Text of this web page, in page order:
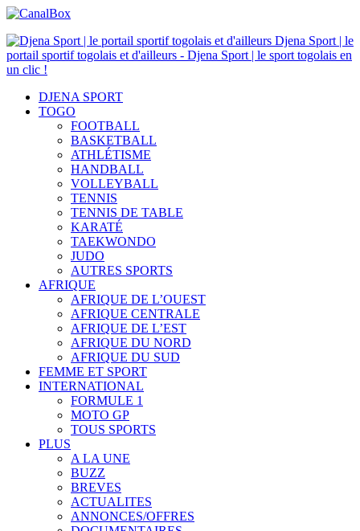
Djena Sport | le
portail sportif togolais et d'ailleurs - Djena Sport | le sport togolais en
un clic !
DJENA SPORT
TOGO
FOOTBALL
BASKETBALL
ATHLÉTISME
HANDBALL
VOLLEYBALL
TENNIS
TENNIS DE TABLE
KARATÉ
TAEKWONDO
JUDO
AUTRES SPORTS
AFRIQUE
AFRIQUE DE L’OUEST
AFRIQUE CENTRALE
AFRIQUE DE L’EST
AFRIQUE DU NORD
AFRIQUE DU SUD
FEMME ET SPORT
INTERNATIONAL
FORMULE 1
MOTO GP
TOUS SPORTS
PLUS
A LA UNE
BUZZ
BREVES
ACTUALITES
ANNONCES/OFFRES